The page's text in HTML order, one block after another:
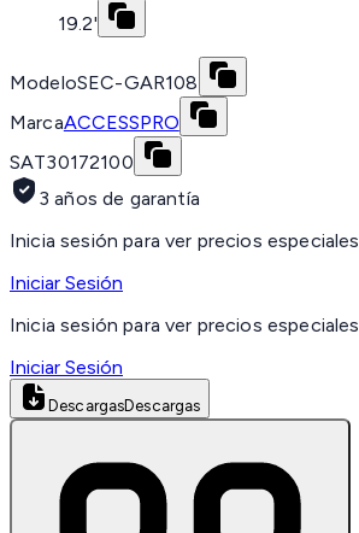
19.2'
ModeloSEC-GAR108
MarcaACCESSPRO
SAT30172100
3 años de garantía
Inicia sesión para ver precios especiales
Iniciar Sesión
Inicia sesión para ver precios especiales
Iniciar Sesión
DescargasDescargas